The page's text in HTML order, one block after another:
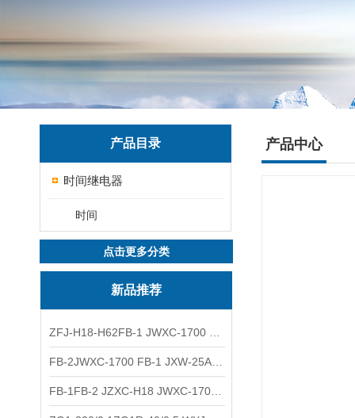
产品目录
时间继电器
时间
点击更多分类
新品推荐
产品中心